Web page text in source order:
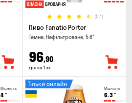
(57)
Пиво Fanatic Porter
Темне, Нефільтроване, 5.6°
96,90
грн за 1 кг
Міцність
4°
Міцність
6.3°
Тільки онлайн